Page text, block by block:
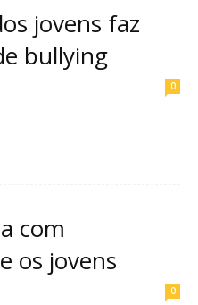
jovens faz
bullying
0
com
os jovens
0